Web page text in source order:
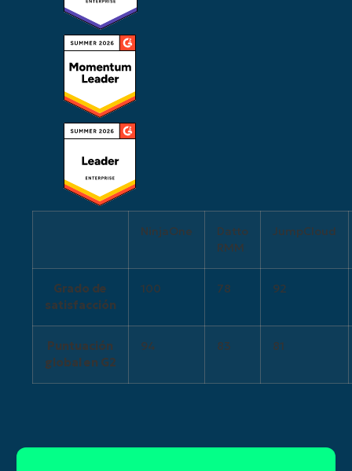
NinjaOne
Datto
RMM
JumpCloud
Grado de
satisfacción
100 78 92
Puntuación
global en G2
94 83 81